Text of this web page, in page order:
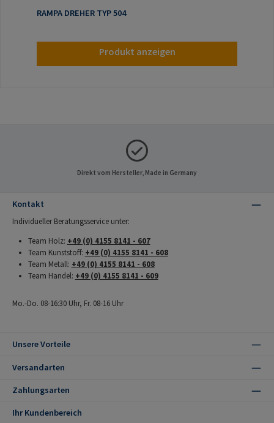
RAMPA DREHER TYP 504
Produkt anzeigen
Direkt vom Hersteller, Made in Germany
Kontakt
Individueller Beratungsservice unter:
Team Holz: +49 (0) 4155 8141 - 607
Team Kunststoff: +49 (0) 4155 8141 - 608
Team Metall: +49 (0) 4155 8141 - 608
Team Handel: +49 (0) 4155 8141 - 609
Mo.-Do. 08-16:30 Uhr, Fr. 08-16 Uhr
Unsere Vorteile
Versandarten
Zahlungsarten
Ihr Kundenbereich